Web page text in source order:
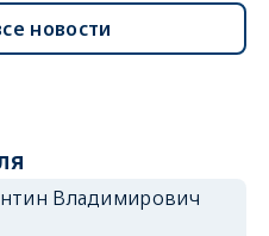
новости
Владимирович